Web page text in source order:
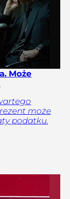
Może
może
podatku.